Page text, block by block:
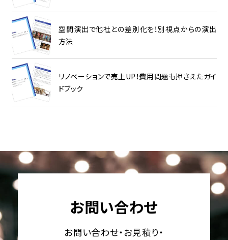
空間演出で他社との差別化を！別視点からの演出
方法
リノベーションで売上UP！費用問題も押さえたガイ
ドブック
お問い合わせ
お問い合わせ・お見積り・